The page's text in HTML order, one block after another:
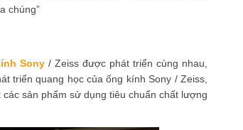
chúng
Sony/ Zeiss được phát triển cùng nhau,
triển quang học của ống kính Sony / Zeiss,
sản phẩm sử dụng tiêu chuẩn chất lượng